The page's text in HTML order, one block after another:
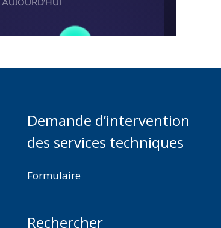
Demande d’intervention
des services techniques
Formulaire
Rechercher